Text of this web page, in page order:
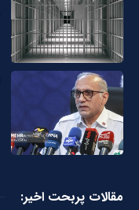
مقالات پربحت اخیر: